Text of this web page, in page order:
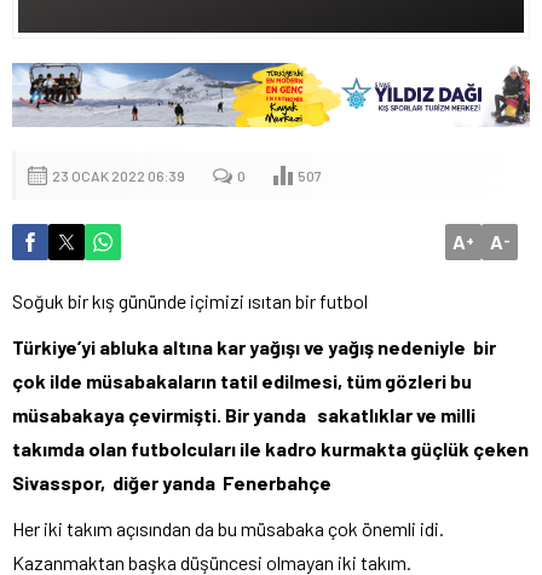
23 OCAK 2022 06:39 0 507
A+ A-
Soğuk bir kış gününde içimizi ısıtan bir futbol
Türkiye’yi abluka altına kar yağışı ve yağış nedeniyle bir
çok ilde müsabakaların tatil edilmesi, tüm gözleri bu
müsabakaya çevirmişti. Bir yanda sakatlıklar ve milli
takımda olan futbolcuları ile kadro kurmakta güçlük çeken
Sivasspor, diğer yanda Fenerbahçe
Her iki takım açısından da bu müsabaka çok önemli idi.
Kazanmaktan başka düşüncesi olmayan iki takım.